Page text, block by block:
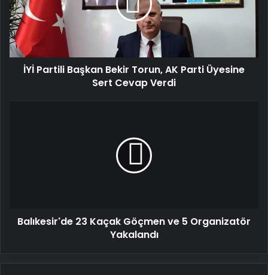
Torun,
AK
Parti
Üyesine
Sert
CevapİYİ Partili Başkan Bekir Torun, AK Parti Üyesine
Sert Cevap Verdi
Balıkesir'de 23 Kaçak Göçmen ve 5 Organizatör
Yakalandı